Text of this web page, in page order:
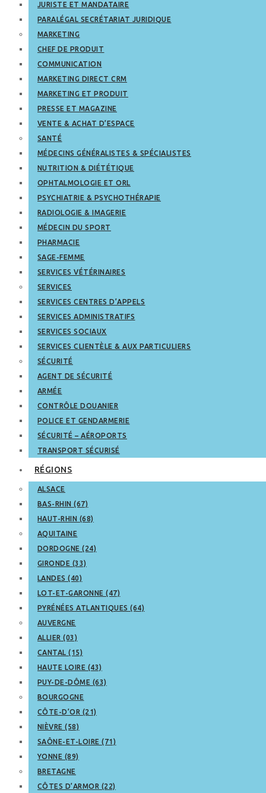
JURISTE ET MANDATAIRE
PARALÉGAL SECRÉTARIAT JURIDIQUE
MARKETING
CHEF DE PRODUIT
COMMUNICATION
MARKETING DIRECT CRM
MARKETING ET PRODUIT
PRESSE ET MAGAZINE
VENTE & ACHAT D’ESPACE
SANTÉ
MÉDECINS GÉNÉRALISTES & SPÉCIALISTES
NUTRITION & DIÉTÉTIQUE
OPHTALMOLOGIE ET ORL
PSYCHIATRIE & PSYCHOTHÉRAPIE
RADIOLOGIE & IMAGERIE
MÉDECIN DU SPORT
PHARMACIE
SAGE-FEMME
SERVICES VÉTÉRINAIRES
SERVICES
SERVICES CENTRES D’APPELS
SERVICES ADMINISTRATIFS
SERVICES SOCIAUX
SERVICES CLIENTÈLE & AUX PARTICULIERS
SÉCURITÉ
AGENT DE SÉCURITÉ
ARMÉE
CONTRÔLE DOUANIER
POLICE ET GENDARMERIE
SÉCURITÉ – AÉROPORTS
TRANSPORT SÉCURISÉ
RÉGIONS
ALSACE
BAS-RHIN (67)
HAUT-RHIN (68)
AQUITAINE
DORDOGNE (24)
GIRONDE (33)
LANDES (40)
LOT-ET-GARONNE (47)
PYRÉNÉES ATLANTIQUES (64)
AUVERGNE
ALLIER (03)
CANTAL (15)
HAUTE LOIRE (43)
PUY-DE-DÔME (63)
BOURGOGNE
CÔTE-D’OR (21)
NIÈVRE (58)
SAÔNE-ET-LOIRE (71)
YONNE (89)
BRETAGNE
CÔTES D’ARMOR (22)